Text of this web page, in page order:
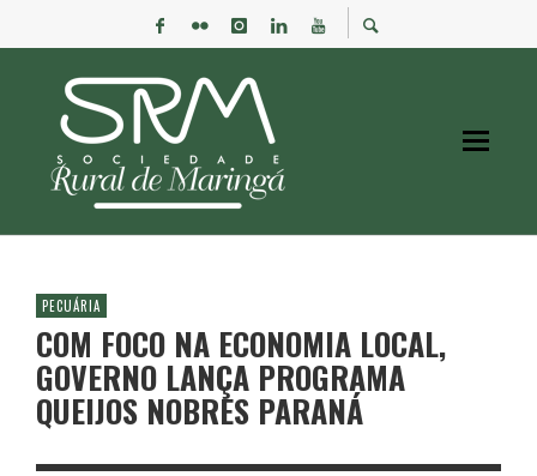
PECUÁRIA
COM FOCO NA ECONOMIA LOCAL,
GOVERNO LANÇA PROGRAMA
QUEIJOS NOBRES PARANÁ